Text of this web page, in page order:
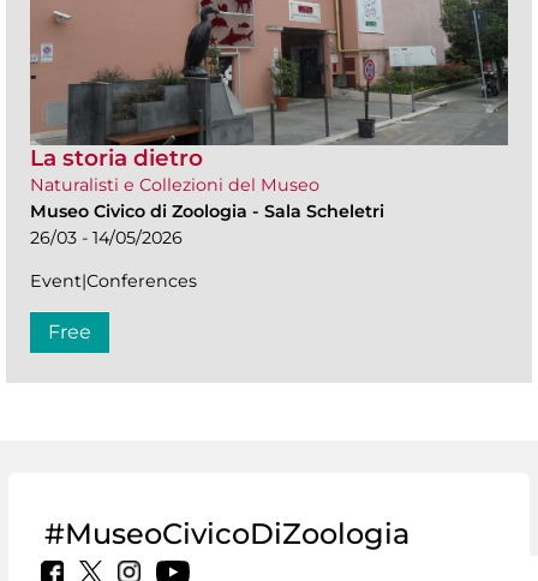
La storia dietro
Naturalisti e Collezioni del Museo
Museo Civico di Zoologia - Sala Scheletri
26/03 - 14/05/2026
Event|Conferences
Free
#MuseoCivicoDiZoologia